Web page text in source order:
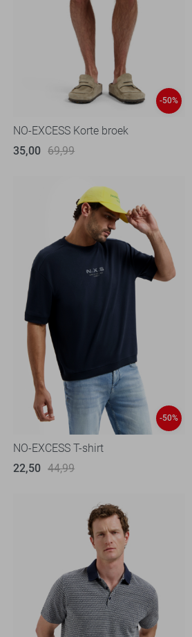
-50%
NO-EXCESS Korte broek
35,00 69,99
-50%
NO-EXCESS T-shirt
22,50 44,99